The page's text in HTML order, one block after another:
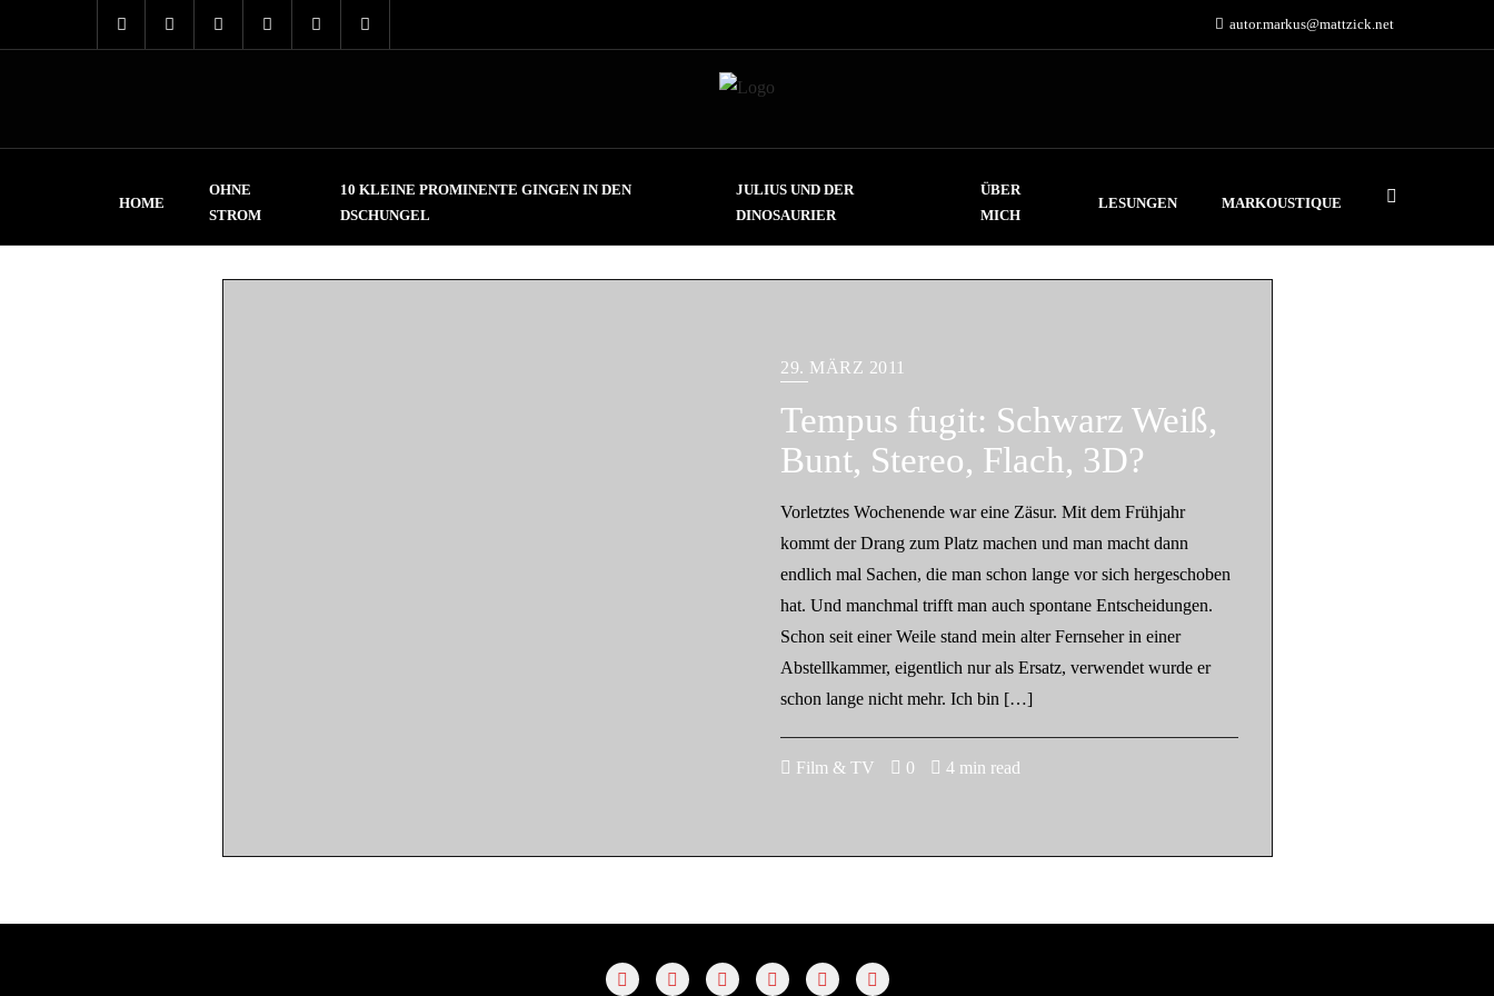
autor.markus@mattzick.net
HOME
OHNE
STROM
10 KLEINE PROMINENTE GINGEN IN DEN
DSCHUNGEL
JULIUS UND DER
DINOSAURIER
ÜBER
MICH
LESUNGEN MARKOUSTIQUE
29. MÄRZ 2011
Tempus fugit: Schwarz Weiß,
Bunt, Stereo, Flach, 3D?
Vorletztes Wochenende war eine Zäsur. Mit dem Frühjahr
kommt der Drang zum Platz machen und man macht dann
endlich mal Sachen, die man schon lange vor sich hergeschoben
hat. Und manchmal trifft man auch spontane Entscheidungen.
Schon seit einer Weile stand mein alter Fernseher in einer
Abstellkammer, eigentlich nur als Ersatz, verwendet wurde er
schon lange nicht mehr. Ich bin […]
Film & TV 0 4 min read